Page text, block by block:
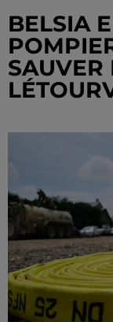
BELSIA
SAUVER